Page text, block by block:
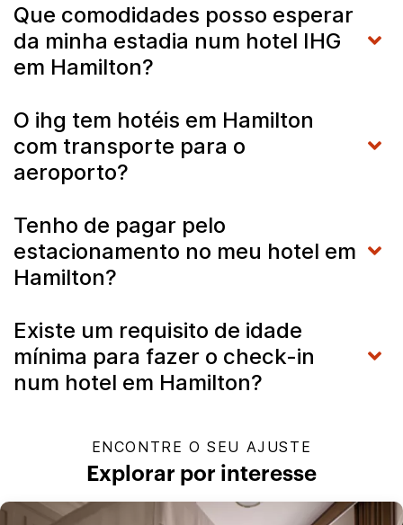
Que comodidades posso esperar
da minha estadia num hotel IHG
em Hamilton?
O ihg tem hotéis em Hamilton
com transporte para o
aeroporto?
Tenho de pagar pelo
estacionamento no meu hotel em
Hamilton?
Existe um requisito de idade
mínima para fazer o check-in
num hotel em Hamilton?
ENCONTRE O SEU AJUSTE
Explorar por interesse